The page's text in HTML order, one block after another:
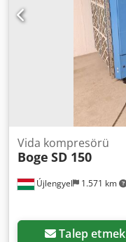
Újlengyel 1.571 km
Vida kompresörü
Boge SD 150
Talep etmek